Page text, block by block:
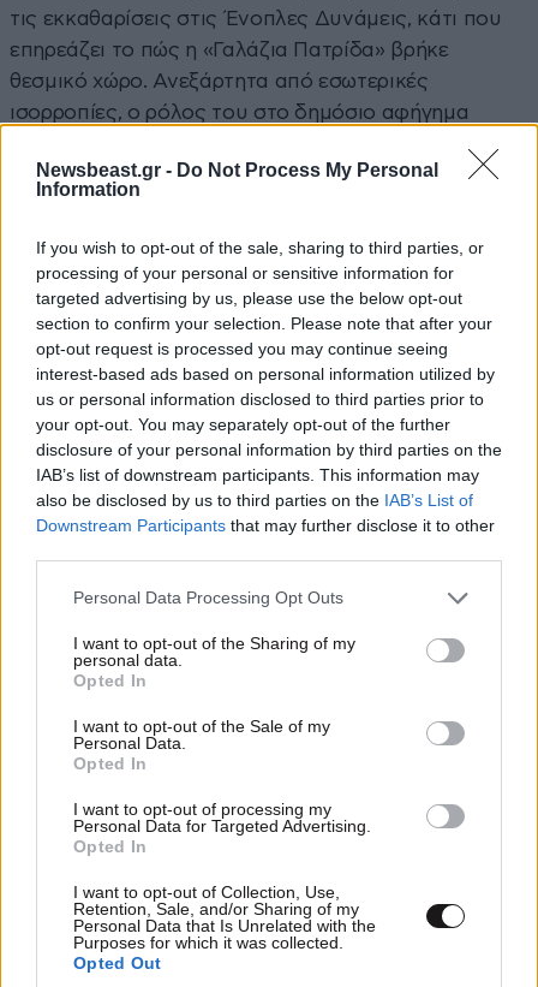
Newsbeast.gr - Do Not Process My Personal
Information
If you wish to opt-out of the sale, sharing to third parties, or
processing of your personal or sensitive information for
targeted advertising by us, please use the below opt-out
section to confirm your selection. Please note that after your
opt-out request is processed you may continue seeing
interest-based ads based on personal information utilized by
us or personal information disclosed to third parties prior to
your opt-out. You may separately opt-out of the further
disclosure of your personal information by third parties on the
IAB’s list of downstream participants. This information may
also be disclosed by us to third parties on the IAB’s List of
Downstream Participants that may further disclose it to other
Please note that this website/app uses one or more Google
not limited to your visit or usage behaviour. You may click to
grant or deny consent to Google and its third-party tags to
use your data for below specified purposes in below Google
consent section.
Personal Data Processing Opt Outs
I want to opt-out of the Sharing of my
personal data.
Opted In
I want to opt-out of the Sale of my
Personal Data.
Opted In
I want to opt-out of processing my
Personal Data for Targeted Advertising.
Opted In
I want to opt-out of Collection, Use,
Retention, Sale, and/or Sharing of my
Personal Data that Is Unrelated with the
Purposes for which it was collected.
Opted Out
τις εκκαθαρίσεις στις Ένοπλες Δυνάμεις, κάτι που
επηρεάζει το πώς η «Γαλάζια Πατρίδα» βρήκε
θεσμικό χώρο. Ανεξάρτητα από εσωτερικές
ισορροπίες, ο ρόλος του στο δημόσιο αφήγημα
«μεταφράζει» τη στρατηγική σε τεχνική γλώσσα,
διεκδίκηση και όχι ως αυθαίρετη επέκταση.
Κεμαλιστές και Γαλάζια Πατρίδα: Η
κρατική συνέχεια πίσω από το
δόγμα
Ένα από τα πιο παρεξηγημένα στοιχεία της
συζήτησης είναι η ιδέα ότι η «Γαλάζια Πατρίδα» είναι
αποκλειστικά «ερντογανική». Η έννοια γεννήθηκε σε
και κρατικιστική κουλτούρα, και όπου η αντίληψη
της απειλής διαμορφωνόταν από την εμπειρία της
Κύπρου, τις κρίσεις στο Αιγαίο, την καχυποψία προς